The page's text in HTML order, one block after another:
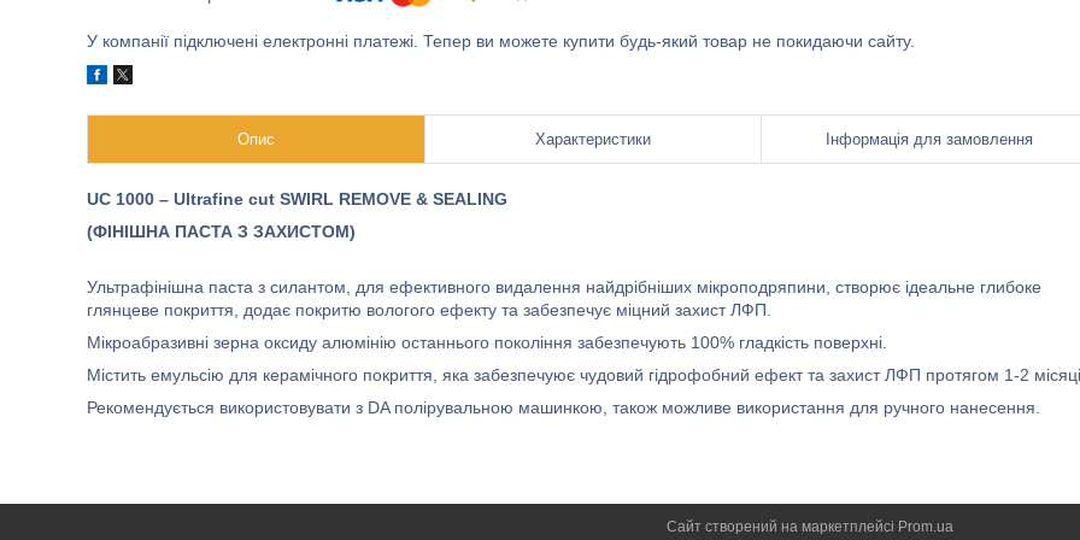
У компанії підключені електронні платежі. Тепер ви можете купити будь-який товар не покидаючи сайту.
Опис Характеристики Інформація для замовлення
UC 1000 – Ultrafine cut SWIRL REMOVE & SEALING
(ФІНІШНА ПАСТА З ЗАХИСТОМ)
Ультрафінішна паста з силантом, для ефективного видалення найдрібніших мікроподряпини, створює ідеальне глибоке
глянцеве покриття, додає покритю вологого ефекту та забезпечує міцний захист ЛФП.
Мікроабразивні зерна оксиду алюмінію останнього покоління забезпечують 100% гладкість поверхні.
Містить емульсію для керамічного покриття, яка забезпечуює чудовий гідрофобний ефект та захист ЛФП протягом 1-2
Рекомендується використовувати з DA полірувальною машинкою, також можливе використання для ручного нанесення.
Сайт створений на маркетплейсі Prom.ua